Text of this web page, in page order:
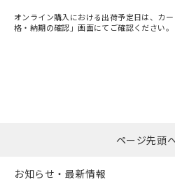
オンライン購入における出荷予定日は、カ
格・納期の確認」画面にてご確認ください。
ページ先頭
お知らせ・最新情報